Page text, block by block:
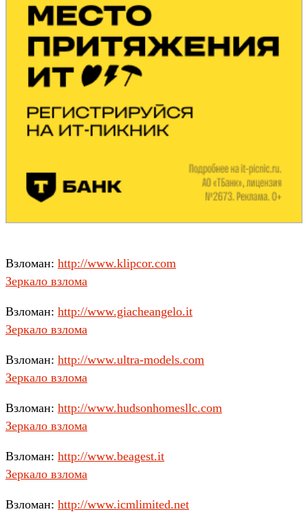
Взломан: http://www.klipcor.com
Зеркало взлома
Взломан: http://www.giacheangelo.it
Зеркало взлома
Взломан: http://www.ultra-models.com
Зеркало взлома
Взломан: http://www.hudsonhomesllc.com
Зеркало взлома
Взломан: http://www.beagest.it
Зеркало взлома
Взломан: http://www.icmlimited.net